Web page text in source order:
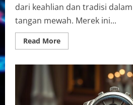
dari keahlian dan tradisi
tangan mewah. Merek ini...
Read MoreRead
more
Patek
Philippe